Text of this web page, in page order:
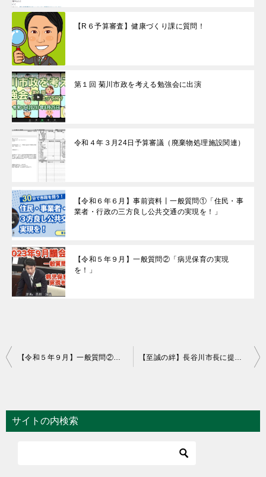
【R６予算審査】健康づくり課に質問！
第１回 菊川市政を考える勉強会に出演
令和４年３月24日予算審議（廃棄物処理施設関連）
【令和６年６月】事前資料丨一般質問①「住民・事
業者・行政の三方良し公共交通の実現を！」
【令和５年９月】一般質問②「病児保育の実現
を！」
投
ビ
ゲ
【令和５年９月】一般質問②「病児保育の実現を！」 【至誠の絆】長谷川市長に提言書を提出しました。
サイトの内検索